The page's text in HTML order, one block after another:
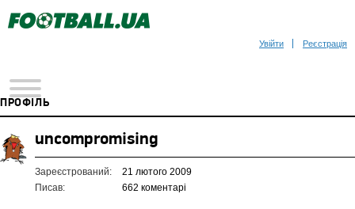
Увійти Реєстрація
ПРОФІЛЬ
uncompromising
Зареєстрований:
21 лютого 2009
Писав:
662 коментарі